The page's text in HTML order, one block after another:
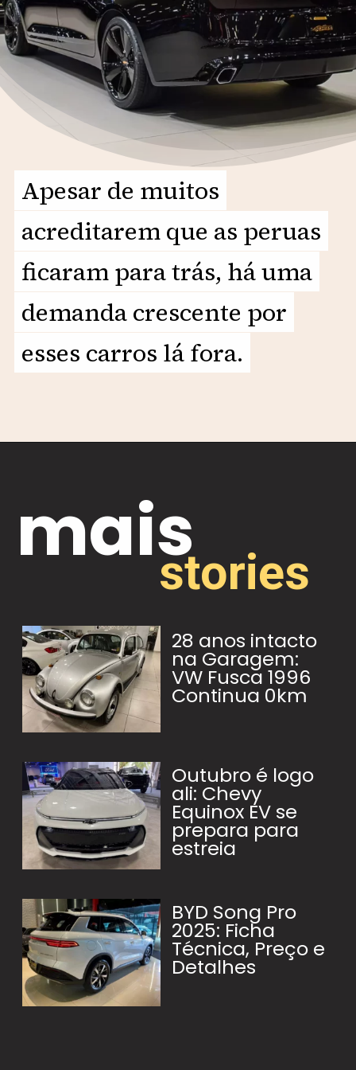
Apesar de muitos
acreditarem que as peruas
ficaram para trás, há uma
demanda crescente por
esses carros lá fora.
Apesar de muitos
acreditarem que as peruas
ficaram para trás, há uma
demanda crescente por
esses carros lá fora.
mais
28 anos intacto
na Garagem:
VW Fusca 1996
Continua 0km
Outubro é logo
ali: Chevy
Equinox EV se
prepara para
estreia
BYD Song Pro
2025: Ficha
Técnica, Preço e
Detalhes
stories